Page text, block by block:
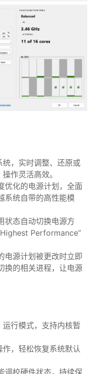
，实时调整、还原或
作灵活高效。
优化的电源计划，全面
系统自带的高性能模
状态自动切换电源方
Performance”
电源计划被更改时立即
换的相关进程，让电源
行模式，支持内核暂
，轻松恢复系统默认